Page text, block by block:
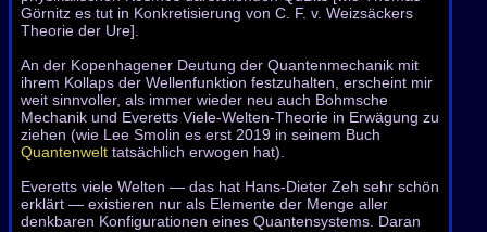
Görnitz es tut in Konkretisierung von C. F. v. Weizsäckers
Theorie der Ure].
An der Kopenhagener Deutung der Quantenmechanik mit
ihrem Kollaps der Wellenfunktion festzuhalten, erscheint mir
weit sinnvoller, als immer wieder neu auch Bohmsche
Mechanik und Everetts Viele-Welten-Theorie in Erwägung zu
ziehen (wie Lee Smolin es erst 2019 in seinem Buch
Quantenwelt tatsächlich erwogen hat).
Everetts viele Welten — das hat Hans-Dieter Zeh sehr schön
erklärt — existieren nur als Elemente der Menge aller
denkbaren Konfigurationen eines Quantensystems. Daran